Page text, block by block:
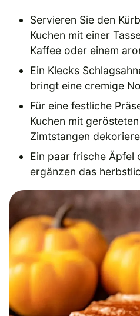
Servieren Sie den
Kuchen mit einer
Kaffee oder einem
Ein Klecks
bringt eine cremige
Für eine festliche
Kuchen mit
Zimtstangen
Ein paar frische Äpfel
ergänzen das